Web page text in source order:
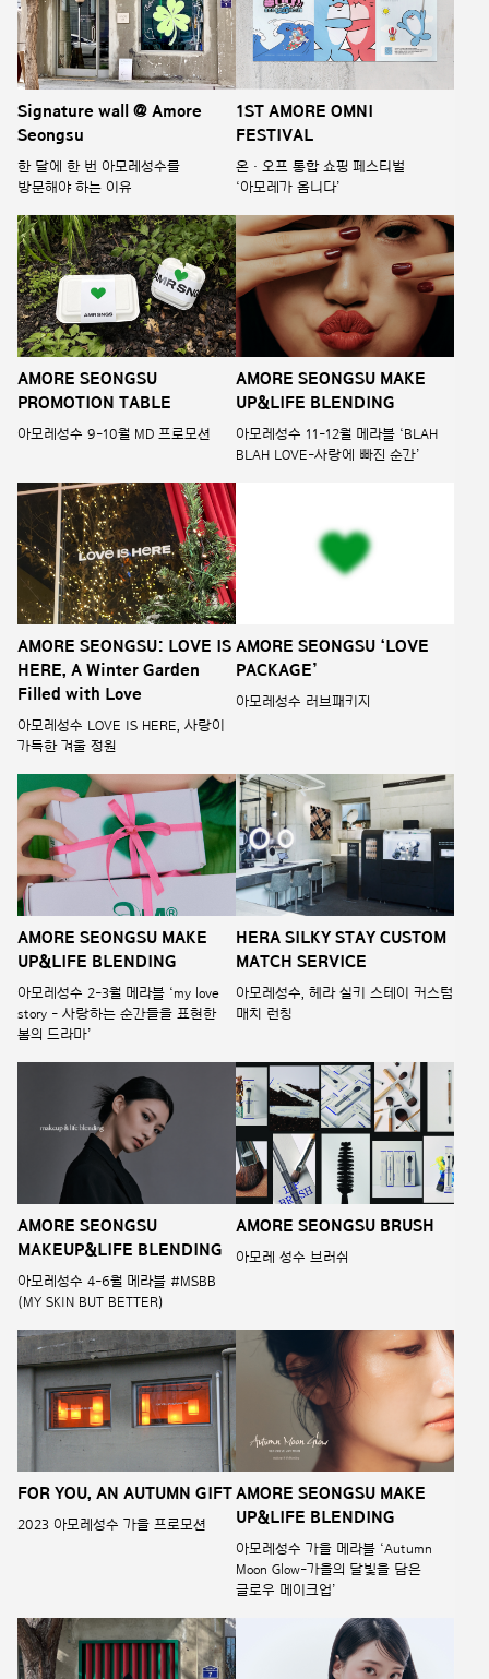
Signature wall @ Amore
Seongsu
한 달에 한 번 아모레성수를
방문해야 하는 이유
1ST AMORE OMNI
FESTIVAL
온 · 오프 통합 쇼핑 페스티벌
‘아모레가 옴니다’
AMORE SEONGSU
PROMOTION TABLE
아모레성수 9-10월 MD 프로모션
AMORE SEONGSU MAKE
UP&LIFE BLENDING
아모레성수 11-12월 메라블 ‘BLAH
BLAH LOVE-사랑에 빠진 순간’
AMORE SEONGSU: LOVE IS
HERE, A Winter Garden
Filled with Love
아모레성수 LOVE IS HERE, 사랑이
가득한 겨울 정원
AMORE SEONGSU ‘LOVE
PACKAGE’
아모레성수 러브패키지
AMORE SEONGSU MAKE
UP&LIFE BLENDING
아모레성수 2-3월 메라블 ‘my love
story - 사랑하는 순간들을 표현한
봄의 드라마’
HERA SILKY STAY CUSTOM
MATCH SERVICE
아모레성수, 헤라 실키 스테이 커스텀
매치 런칭
AMORE SEONGSU
MAKEUP&LIFE BLENDING
아모레성수 4-6월 메라블 #MSBB
(MY SKIN BUT BETTER)
AMORE SEONGSU BRUSH
아모레 성수 브러쉬
FOR YOU, AN AUTUMN GIFT
2023 아모레성수 가을 프로모션
AMORE SEONGSU MAKE
UP&LIFE BLENDING
아모레성수 가을 메라블 ‘Autumn
Moon Glow-가을의 달빛을 담은
글로우 메이크업’